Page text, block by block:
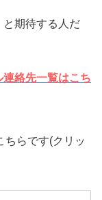
と期待する人だ
絡先一覧はこち
ちらです(クリッ